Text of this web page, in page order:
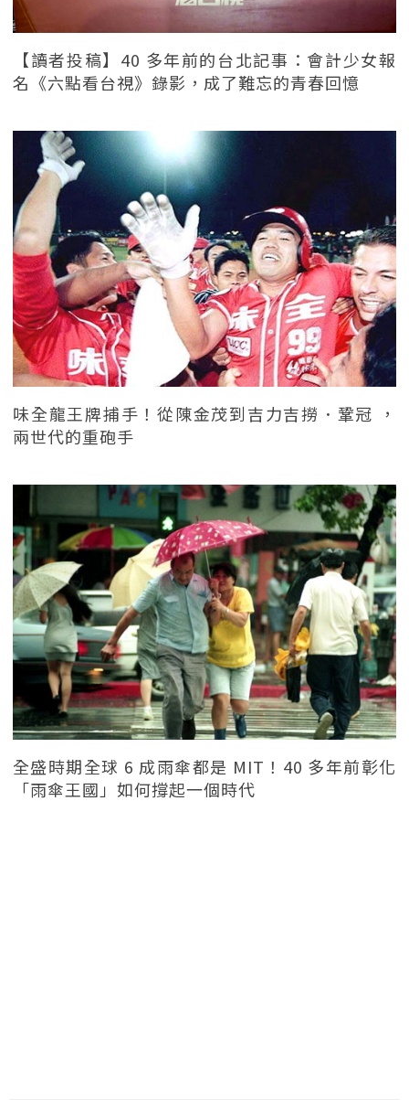
【讀者投稿】40 多年前的台北記事：會計少女報
名《六點看台視》錄影，成了難忘的青春回憶
味全龍王牌捕手！從陳金茂到吉力吉撈．鞏冠 ，
兩世代的重砲手
全盛時期全球 6 成雨傘都是 MIT！40 多年前彰化
「雨傘王國」如何撐起一個時代